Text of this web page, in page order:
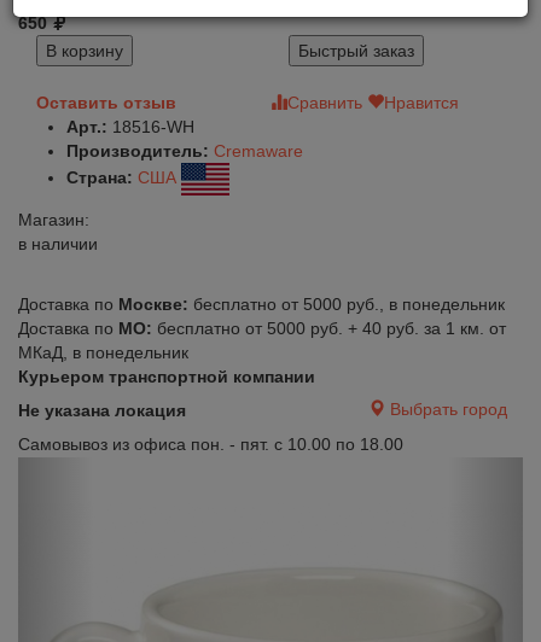
650
В корзину
Быстрый заказ
Оставить отзыв Сравнить
Нравится
Арт.: 18516-WH
Производитель: Cremaware
Страна: США
Магазин:
в наличии
Доставка по Москве: бесплатно от 5000 руб., в понедельник
Доставка по МО: бесплатно от 5000 руб. + 40 руб. за 1 км. от
МКаД, в понедельник
Курьером транспортной компании
Не указана локация
Выбрать город
Самовывоз из офиса пон. - пят. с 10.00 по 18.00